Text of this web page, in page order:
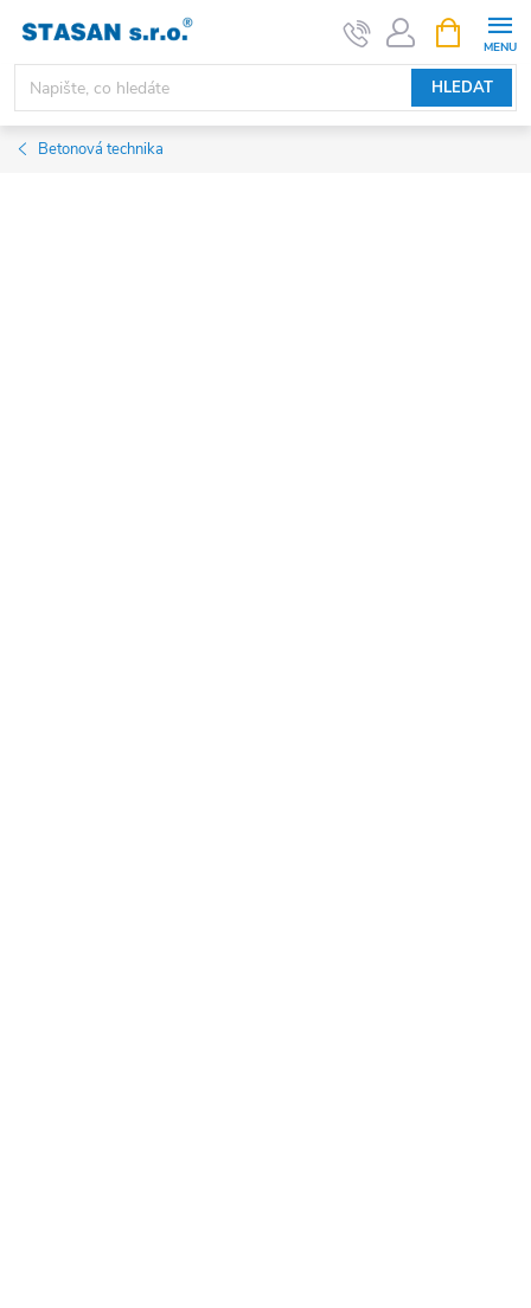
obsah
HLEDAT
NÁKUPNÍ
KOŠÍK
Betonová technika